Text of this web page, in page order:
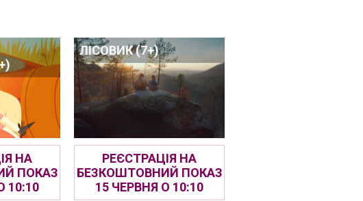
НА
ПОКАЗ
10:10
ЛІСОВИК (7+)
РЕЄСТРАЦІЯ НА
БЕЗКОШТОВНИЙ ПОКАЗ
15 ЧЕРВНЯ О 10:10